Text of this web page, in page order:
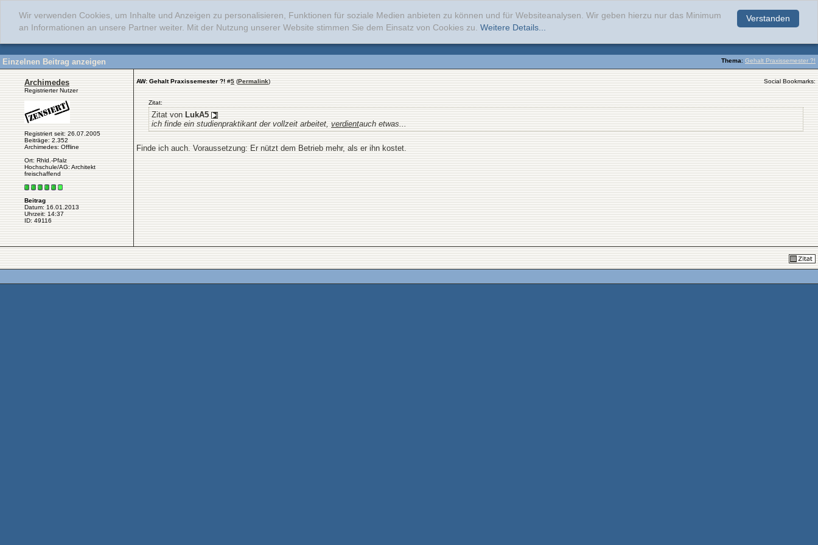
Verstanden
Wir verwenden Cookies, um Inhalte und Anzeigen zu personalisieren, Funktionen für soziale Medien anbieten zu können und für Websiteanalysen. Wir geben hierzu nur das Minimum
an Informationen an unsere Partner weiter. Mit der Nutzung unserer Website stimmen Sie dem Einsatz von Cookies zu. Weitere Details...
Thema: Gehalt Praxissemester ?!
Einzelnen Beitrag anzeigen
Archimedes
Registrierter Nutzer
Registriert seit: 26.07.2005
Beiträge: 2.352
Archimedes: Offline
Ort: Rhld.-Pfalz
Hochschule/AG: Architekt
freischaffend
Beitrag
Datum: 16.01.2013
Uhrzeit: 14:37
ID: 49116
AW: Gehalt Praxissemester ?! #5 (Permalink) Social Bookmarks:
Zitat:
Zitat von LukA5
ich finde ein studienpraktikant der vollzeit arbeitet, verdientauch etwas...
Finde ich auch. Voraussetzung: Er nützt dem Betrieb mehr, als er ihn kostet.